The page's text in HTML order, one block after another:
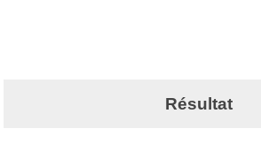
Résultat